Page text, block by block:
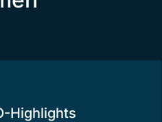
Highlights